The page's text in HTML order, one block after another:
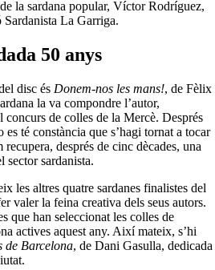
la sardana popular, Víctor Rodríguez,
La Garriga.
50 anys
disc és Donem-nos les mans!, de Fèlix
la va compondre l’autor,
concurs de colles de la Mercè. Després
es té constància que s’hagi tornat a tocar
després de cinc dècades, una
sector sardanista.
les altres quatre sardanes finalistes del
valer la feina creativa dels seus autors.
que han seleccionat les colles de
actives aquest any. Així mateix, s’hi
de Barcelona, de Dani Gasulla, dedicada